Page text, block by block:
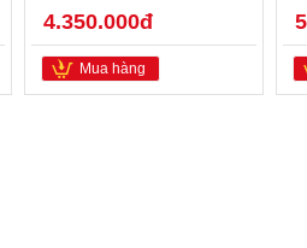
4.350.000đ
Mua hàng